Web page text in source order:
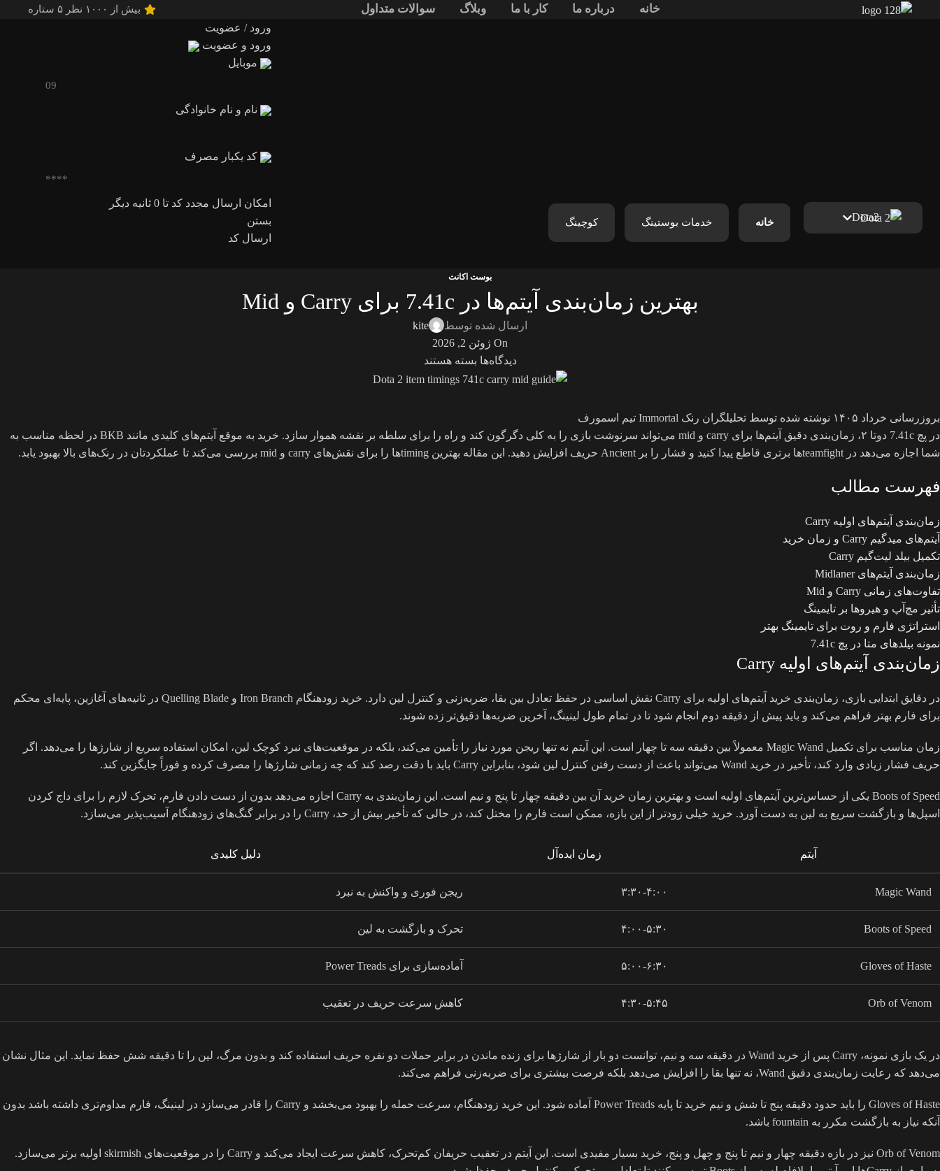
خانه درباره ما کار با ما وبلاگ سوالات متداول بیش از ۱۰۰۰ نظر ۵ ستاره
خانه خدمات بوستینگ کوچینگ
ورود / عضویت
ورود و عضویت
موبایل
نام و نام خانوادگی
کد یکبار مصرف
امکان ارسال مجدد کد تا0 ثانیه دیگر
بستن
ارسال کد
Dota2
بوست اکانت
بهترین زمان‌بندی آیتم‌ها در 7.41c برای Carry و Mid
ارسال شده توسط
kite
On ژوئن 2, 2026
دیدگاه‌ها بسته هستند
بروزرسانی خرداد ۱۴۰۵
نوشته شده توسط تحلیلگران رنک Immortal تیم اسمورف
در پچ 7.41c دوتا ۲، زمان‌بندی دقیق آیتم‌ها برای carry و mid می‌تواند سرنوشت بازی را به کلی دگرگون کند و راه را برای سلطه بر نقشه هموار سازد. خرید به موقع آیتم‌های کلیدی مانند BKB در لحظه مناسب به
شما اجازه می‌دهد در teamfightها برتری قاطع پیدا کنید و فشار را بر Ancient حریف افزایش دهید. این مقاله بهترین timingها را برای نقش‌های carry و mid بررسی می‌کند تا عملکردتان در رنک‌های بالا بهبود یابد.
فهرست مطالب
زمان‌بندی آیتم‌های اولیه Carry
آیتم‌های میدگیم Carry و زمان خرید
تکمیل بیلد لیت‌گیم Carry
زمان‌بندی آیتم‌های Midlaner
تفاوت‌های زمانی Carry و Mid
تأثیر مچ‌آپ و هیروها بر تایمینگ
استراتژی فارم و روت برای تایمینگ بهتر
نمونه بیلدهای متا در پچ 7.41c
زمان‌بندی آیتم‌های اولیه Carry
در دقایق ابتدایی بازی، زمان‌بندی خرید آیتم‌های اولیه برای Carry نقش اساسی در حفظ تعادل بین بقا، ضربه‌زنی و کنترل لین دارد. خرید زودهنگام Iron Branch و Quelling Blade در ثانیه‌های آغازین، پایه‌ای محکم
برای فارم بهتر فراهم می‌کند و باید پیش از دقیقه دوم انجام شود تا در تمام طول لینینگ، آخرین ضربه‌ها دقیق‌تر زده شوند.
زمان مناسب برای تکمیل Magic Wand معمولاً بین دقیقه سه تا چهار است. این آیتم نه تنها ریجن مورد نیاز را تأمین می‌کند، بلکه در موقعیت‌های نبرد کوچک لین، امکان استفاده سریع از شارژها را می‌دهد. اگر
حریف فشار زیادی وارد کند، تأخیر در خرید Wand می‌تواند باعث از دست رفتن کنترل لین شود، بنابراین Carry باید با دقت رصد کند که چه زمانی شارژها را مصرف کرده و فوراً جایگزین کند.
Boots of Speed یکی از حساس‌ترین آیتم‌های اولیه است و بهترین زمان خرید آن بین دقیقه چهار تا پنج و نیم است. این زمان‌بندی به Carry اجازه می‌دهد بدون از دست دادن فارم، تحرک لازم را برای داج کردن
اسپل‌ها و بازگشت سریع به لین به دست آورد. خرید خیلی زودتر از این بازه، ممکن است فارم را مختل کند، در حالی که تأخیر بیش از حد، Carry را در برابر گنگ‌های زودهنگام آسیب‌پذیر می‌سازد.
آیتم زمان ایده‌آل دلیل کلیدی
Magic Wand ۳:۳۰-۴:۰۰ ریجن فوری و واکنش به نبرد
Boots of Speed ۴:۰۰-۵:۳۰ تحرک و بازگشت به لین
Gloves of Haste ۵:۰۰-۶:۳۰ آماده‌سازی برای Power Treads
Orb of Venom ۴:۳۰-۵:۴۵ کاهش سرعت حریف در تعقیب
در یک بازی نمونه، Carry پس از خرید Wand در دقیقه سه و نیم، توانست دو بار از شارژها برای زنده ماندن در برابر حملات دو نفره حریف استفاده کند و بدون مرگ، لین را تا دقیقه شش حفظ نماید. این مثال نشان
می‌دهد که رعایت زمان‌بندی دقیق Wand، نه تنها بقا را افزایش می‌دهد بلکه فرصت بیشتری برای ضربه‌زنی فراهم می‌کند.
Gloves of Haste را باید حدود دقیقه پنج تا شش و نیم خرید تا پایه Power Treads آماده شود. این خرید زودهنگام، سرعت حمله را بهبود می‌بخشد و Carry را قادر می‌سازد در لینینگ، فارم مداوم‌تری داشته باشد بدون
آنکه نیاز به بازگشت مکرر به fountain باشد.
Orb of Venom نیز در بازه دقیقه چهار و نیم تا پنج و چهل و پنج، خرید بسیار مفیدی است. این آیتم در تعقیب حریفان کم‌تحرک، کاهش سرعت ایجاد می‌کند و Carry را در موقعیت‌های skirmish اولیه برتر می‌سازد.